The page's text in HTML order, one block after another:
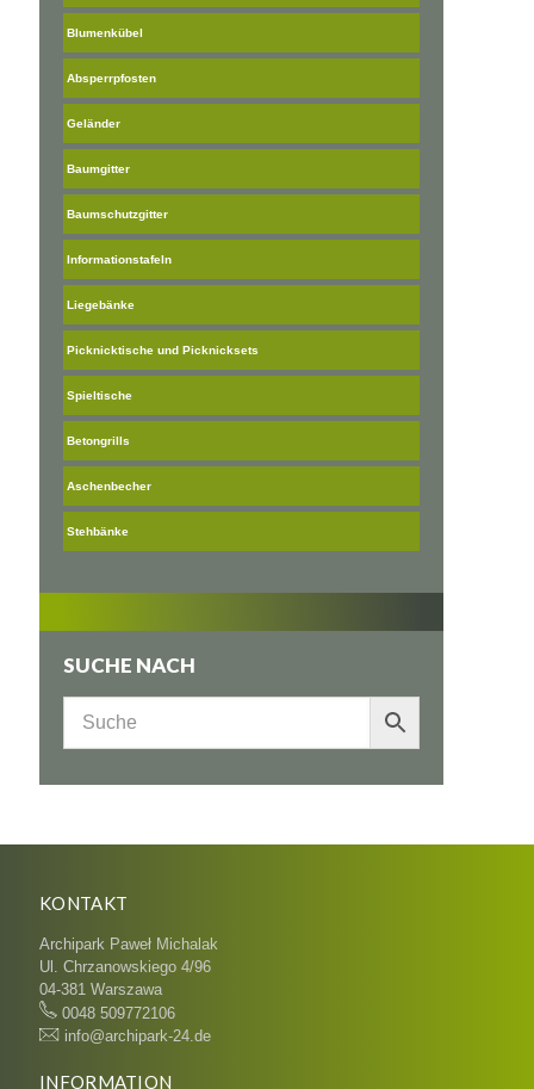
Blumenkübel
Absperrpfosten
Geländer
Baumgitter
Baumschutzgitter
Informationstafeln
Liegebänke
Picknicktische und Picknicksets
Spieltische
Betongrills
Aschenbecher
Stehbänke
SUCHE NACH
KONTAKT
Archipark Paweł Michalak
Ul. Chrzanowskiego 4/96
04-381 Warszawa
0048 509772106
info@archipark-24.de
INFORMATION